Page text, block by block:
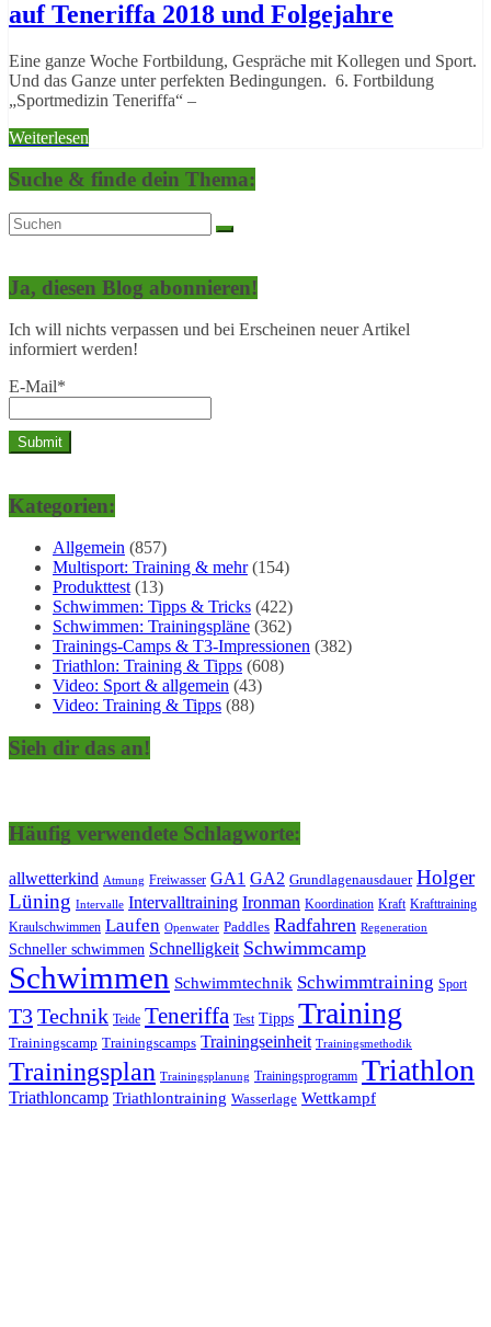
auf Teneriffa 2018 und Folgejahre
Eine ganze Woche Fortbildung, Gespräche mit Kollegen und Sport.
Und das Ganze unter perfekten Bedingungen. 6. Fortbildung
„Sportmedizin Teneriffa“ –
Weiterlesen
Suche & finde dein Thema:
Ja, diesen Blog abonnieren!
Ich will nichts verpassen und bei Erscheinen neuer Artikel
informiert werden!
E-Mail*
Kategorien:
Allgemein (857)
Multisport: Training & mehr(154)
Produkttest(13)
Schwimmen: Tipps & Tricks (422)
Schwimmen: Trainingspläne (362)
Trainings-Camps & T3-Impressionen (382)
Triathlon: Training & Tipps (608)
Video: Sport & allgemein (43)
Video: Training & Tipps (88)
Sieh dir das an!
Häufig verwendete Schlagworte:
allwetterkind Atmung Freiwasser GA1 GA2 Grundlagenausdauer Holger
Lüning Intervalle Intervalltraining Ironman Koordination Kraft Krafttraining
Kraulschwimmen Laufen Openwater Paddles Radfahren Regeneration
Schneller schwimmen Schnelligkeit Schwimmcamp
Schwimmen Schwimmtechnik Schwimmtraining Sport
T3Technik Teide Teneriffa Test Tipps Training
Trainingscamp Trainingscamps Trainingseinheit Trainingsmethodik
Trainingsplan Trainingsplanung Trainingsprogramm Triathlon
Triathloncamp Triathlontraining Wasserlage Wettkampf